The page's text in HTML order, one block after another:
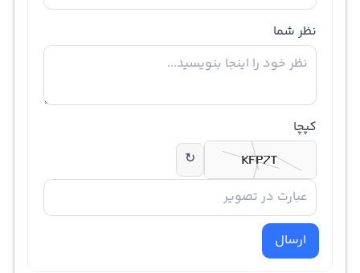
نظر شما
کپچا
↻
ارسال